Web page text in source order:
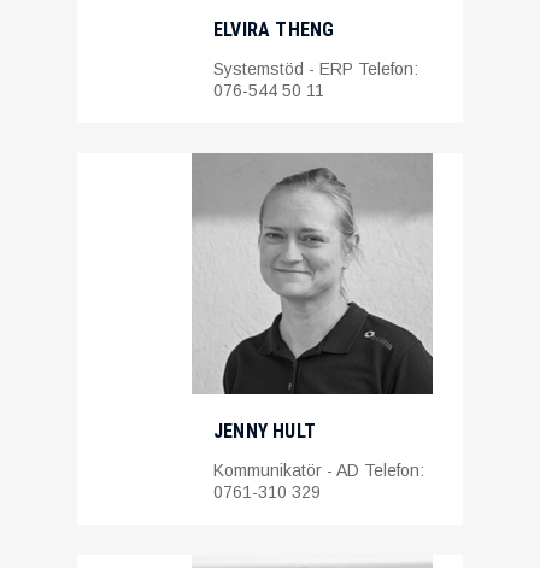
ELVIRA THENG
Systemstöd - ERP Telefon:
076-544 50 11
JENNY HULT
Kommunikatör - AD Telefon:
0761-310 329